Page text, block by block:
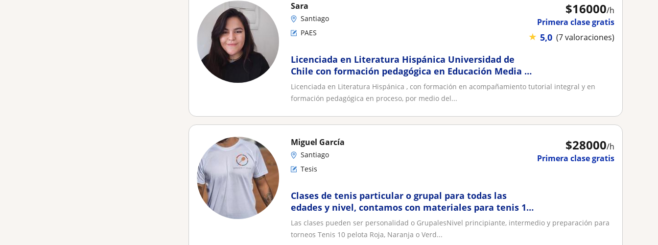
$16000/h
Primera clase gratis
★ 5,0 (7 valoraciones)
Sara
Santiago
PAES
Licenciada en Literatura Hispánica Universidad de
Chile con formación pedagógica en Educación Media y
4 años de experiencia como tutora PAES y
Alfabetización Académica
Licenciada en Literatura Hispánica , con formación en acompañamiento tutorial integral y en
formación pedagógica en proceso, por medio del...
$28000/h
Primera clase gratis
Miguel García
Santiago
Tesis
Clases de tenis particular o grupal para todas las
edades y nivel, contamos con materiales para tenis 10
o Play tenis
Las clases pueden ser personalidad o GrupalesNivel principiante, intermedio y preparación para
torneos Tenis 10 pelota Roja, Naranja o Verd...